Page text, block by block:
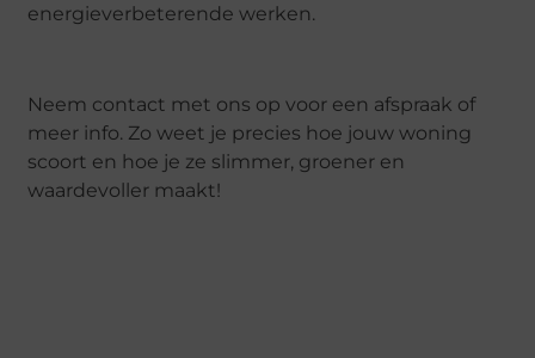
energieverbeterende werken.
Neem contact met ons op voor een afspraak of
meer info. Zo weet je precies hoe jouw woning
scoort en hoe je ze slimmer, groener en
waardevoller maakt!